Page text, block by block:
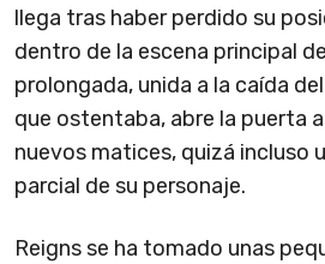
llega tras haber perdido su
dentro de la escena principal
prolongada, unida a la caída
que ostentaba, abre la puerta
nuevos matices, quizá incluso
parcial de su personaje.
Reigns se ha tomado unas